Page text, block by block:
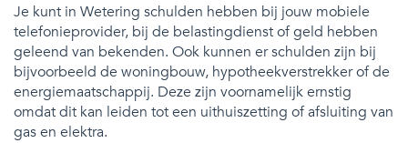
Je kunt in Wetering schulden hebben bij jouw mobiele
telefonieprovider, bij de belastingdienst of geld hebben
geleend van bekenden. Ook kunnen er schulden zijn bij
bijvoorbeeld de woningbouw, hypotheekverstrekker of de
energiemaatschappij. Deze zijn voornamelijk ernstig
omdat dit kan leiden tot een uithuiszetting of afsluiting van
gas en elektra.